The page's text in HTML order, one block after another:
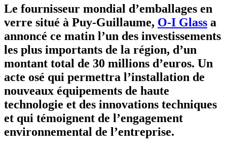
Le fournisseur mondial d’emballages en
verre situé à Puy-Guillaume, O-I Glass a
annoncé ce matin l’un des investissements
les plus importants de la région, d’un
montant total de 30 millions d’euros. Un
acte osé qui permettra l’installation de
nouveaux équipements de haute
technologie et des innovations techniques
et qui témoignent de l’engagement
environnemental de l’entreprise.